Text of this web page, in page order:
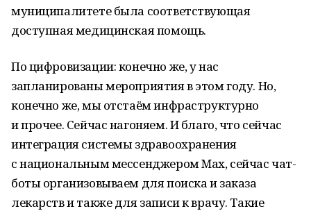
муниципалитете была соответствующая
доступная медицинская помощь.
По цифровизации: конечно же, у нас
запланированы мероприятия в этом году. Но,
конечно же, мы отстаём инфраструктурно
и прочее. Сейчас нагоняем. И благо, что сейчас
интеграция системы здравоохранения
с национальным мессенджером Mах, сейчас чат-
боты организовываем для поиска и заказа
лекарств и также для записи к врачу. Такие